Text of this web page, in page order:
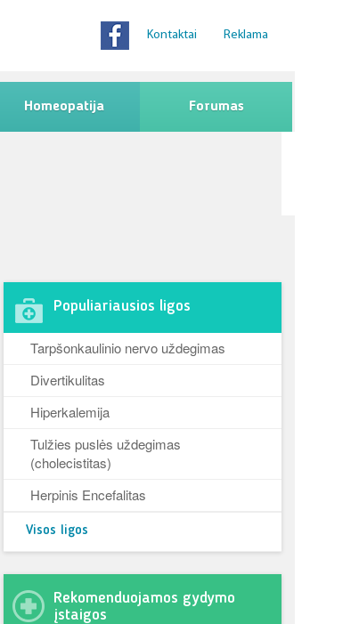
Kontaktai Reklama
Homeopatija Forumas
Populiariausios ligos
Tarpšonkaulinio nervo uždegimas
Divertikulitas
Hiperkalemija
Tulžies puslės uždegimas
(cholecistitas)
Herpinis Encefalitas
Visos ligos
Rekomenduojamos gydymo
įstaigos